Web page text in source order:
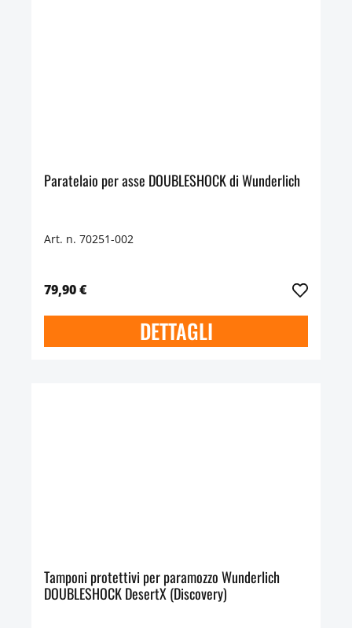
Paratelaio per asse DOUBLESHOCK di Wunderlich
Art. n. 70251-002
79,90 €
DETTAGLI
Tamponi protettivi per paramozzo Wunderlich
DOUBLESHOCK DesertX (Discovery)